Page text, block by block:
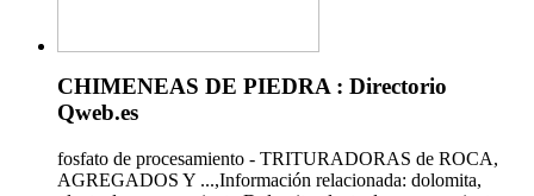
CHIMENEAS DE PIEDRA : Directorio
Qweb.es
fosfato de procesamiento - TRITURADORAS de ROCA,
AGREGADOS Y ...,Información relacionada: dolomita,